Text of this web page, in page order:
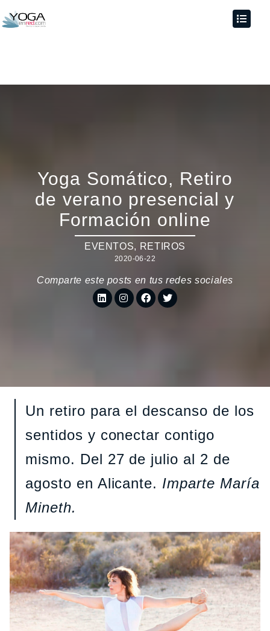
Yoga Somático, Retiro
de verano presencial y
Formación online
EVENTOS, RETIROS
2020-06-22
Comparte este posts en tus redes sociales
Un retiro para el descanso de los
sentidos y conectar contigo
mismo. Del 27 de julio al 2 de
agosto en Alicante. Imparte María
Mineth.